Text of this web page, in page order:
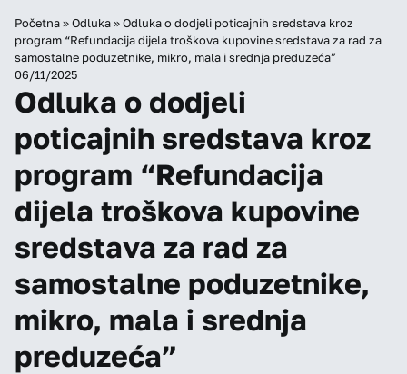
Početna»Odluka»Odluka o dodjeli poticajnih sredstava kroz
program “Refundacija dijela troškova kupovine sredstava za rad za
samostalne poduzetnike, mikro, mala i srednja preduzeća”
06/11/2025
Odluka o dodjeli
poticajnih sredstava kroz
program “Refundacija
dijela troškova kupovine
sredstava za rad za
samostalne poduzetnike,
mikro, mala i srednja
preduzeća”